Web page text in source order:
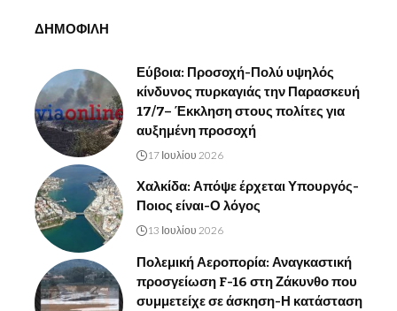
ΔΗΜΟΦΙΛΗ
Εύβοια: Προσοχή-Πολύ υψηλός
κίνδυνος πυρκαγιάς την Παρασκευή
17/7– Έκκληση στους πολίτες για
αυξημένη προσοχή
17 Ιουλίου 2026
Χαλκίδα: Απόψε έρχεται Υπουργός-
Ποιος είναι-Ο λόγος
13 Ιουλίου 2026
Πολεμική Αεροπορία: Αναγκαστική
προσγείωση F-16 στη Ζάκυνθο που
συμμετείχε σε άσκηση-Η κατάσταση